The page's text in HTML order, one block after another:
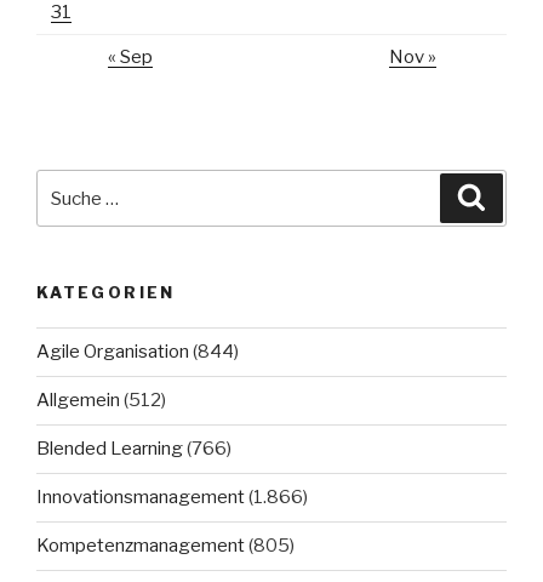
31
« Sep Nov »
nach:
KATEGORIEN
Agile Organisation (844)
Allgemein (512)
Blended Learning(766)
Innovationsmanagement(1.866)
Kompetenzmanagement(805)